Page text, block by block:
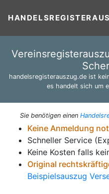
handelsregisterauszug.de ist
es handelt sich um
Sie benötigen einen
Keine Anmeldung
Schneller Service
Keine Kosten falls
Original
Beispielsauszug